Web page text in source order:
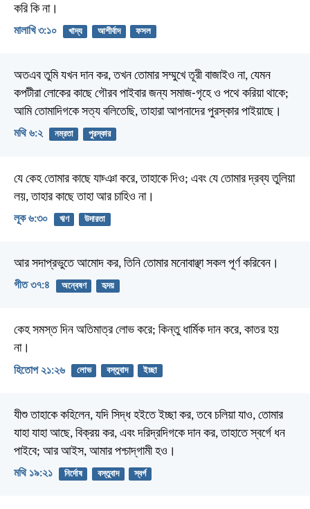
করি কি না।
মালাখি ৩:১০ খাদ্য আশীর্বাদ ফসল
অতএব তুমি যখন দান কর, তখন তোমার সম্মুখে তূরী বাজাইও না, যেমন
কপটীরা লোকের কাছে গৌরব পাইবার জন্য সমাজ-গৃহে ও পথে করিয়া থাকে;
আমি তোমাদিগকে সত্য বলিতেছি, তাহারা আপনাদের পুরস্কার পাইয়াছে।
মথি ৬:২ নম্রতা পুরস্কার
যে কেহ তোমার কাছে যাচ্ঞা করে, তাহাকে দিও; এবং যে তোমার দ্রব্য তুলিয়া
লয়, তাহার কাছে তাহা আর চাহিও না।
লূক ৬:৩০ ঋণ উদারতা
আর সদাপ্রভুতে আমোদ কর, তিনি তোমার মনোবাঞ্ছা সকল পূর্ণ করিবেন।
গীত ৩৭:৪ অন্বেষণ হৃদয়
কেহ সমস্ত দিন অতিমাত্র লোভ করে; কিন্তু ধার্মিক দান করে, কাতর হয়
না।
হিতোপ ২১:২৬ লোভ বস্তুবাদ ইচ্ছা
যীশু তাহাকে কহিলেন, যদি সিদ্ধ হইতে ইচ্ছা কর, তবে চলিয়া যাও, তোমার
যাহা যাহা আছে, বিক্রয় কর, এবং দরিদ্রদিগকে দান কর, তাহাতে স্বর্গে ধন
পাইবে; আর আইস, আমার পশ্চাদ্‌গামী হও।
মথি ১৯:২১ নির্দোষ বস্তুবাদ স্বর্গ